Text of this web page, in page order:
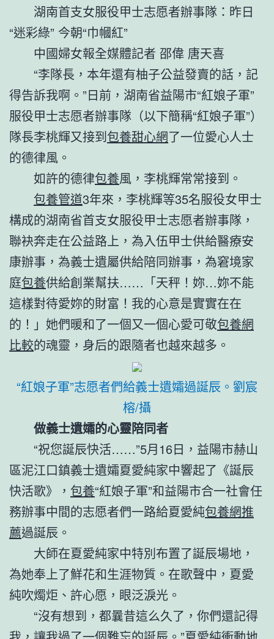
湖南首支女服役甲士志愿者辦事隊：昨日
“迷彩綠” 今朝“巾幗紅”
中國婦女報全媒體記者 邵偉 唐天喜
“李隊長，本年還有柚子公益發賣的話，記
得告訴我啊。”日前，湖南省益陽市“紅娘子軍”
服役甲士志愿者辦事隊（以下簡稱“紅娘子軍”）
隊長李桃輝又接到包養甜心網了一位愛心人士
的德律風。
如許的德律包養風，李桃輝常常接到。
包養管道3年來，李桃輝等35名服役女甲士
構成的湖南省首支女服役甲士志愿者辦事隊，
聯袂奔走在公益路上，為入伍甲士供給醫療安
康辦事，為義士遺屬供給陪同辦事，為窘境家
庭包養供給創業幫扶……「天秤！妳…妳不能
這樣對待愛妳的財富！我的心意是實實在在
的！」她們暖和了一個又一個心愛可敬包養網
比較的魂靈，身后的跟隨者也越來越多。
“紅娘子軍”志愿者們給義士遺孀過誕辰。劉宸
榕/攝
做義士遺孀的心靈陪同者
“祝您誕辰快活……”5月16日，益陽市赫山
區泥江口鎮義士遺孀夏愛純家中響起了《誕辰
快活歌》， 包養“紅娘子軍”和益陽市合一社會任
務辦事中間的志愿者們一路給夏愛純包養網推
薦過誕辰。
大師在夏愛純家中特別布置了誕辰場地，
為她奉上了鮮花和生涯物質。在歌聲中，夏愛
純吹燭炬、許心愿，眼泛淚光。
“沒有想到，都曩昔這么久了，你們還記得